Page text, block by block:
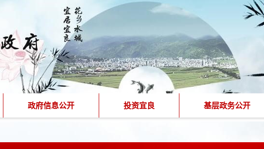
政府信息公开 投资宜良 基层政务公开